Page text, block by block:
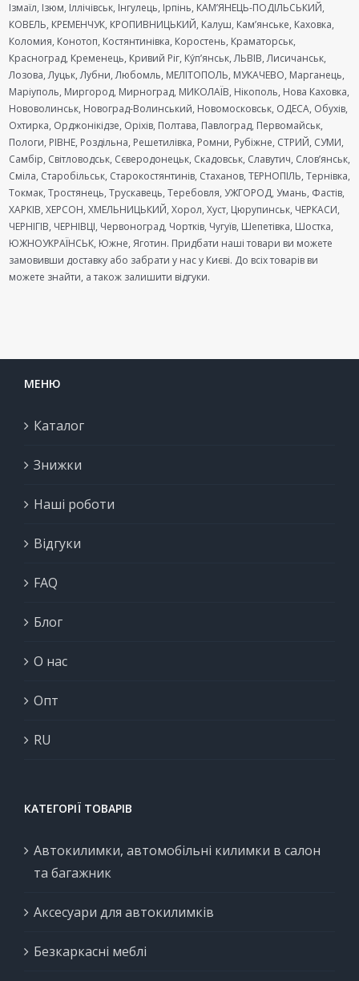
Ізмаїл, Ізюм, Іллічівськ, Інгулець, Ірпінь, КАМ’ЯНЕЦЬ-ПОДІЛЬСЬКИЙ,
КОВЕЛЬ, КРЕМЕНЧУК, КРОПИВНИЦЬКИЙ, Калуш, Кам’янське, Каховка,
Коломия, Конотоп, Костянтинівка, Коростень, Краматорськ,
Красноград, Кременець, Кривий Ріг, Ку́п’янськ, ЛЬВІВ, Лисичанськ,
Лозова, Луцьк, Лубни, Любомль, МЕЛІТОПОЛЬ, МУКАЧЕВО, Марганець,
Маріуполь, Миргород, Мирноград, МИКОЛАЇВ, Нікополь, Нова Каховка,
Нововолинськ, Новоград-Волинський, Новомосковськ, ОДЕСА, Обухів,
Охтирка, Орджонікідзе, Оріхів, Полтава, Павлоград, Первомайськ,
Пологи, РІВНЕ, Роздільна, Решетилівка, Ромни, Рубіжне, СТРИЙ, СУМИ,
Самбір, Світловодськ, Сєверодонецьк, Скадовськ, Славутич, Слов’янськ,
Сміла, Старобільськ, Старокостянтинів, Стаханов, ТЕРНОПІЛЬ, Тернівка,
Токмак, Тростянець, Трускавець, Теребовля, УЖГОРОД, Умань, Фастів,
ХАРКІВ, ХЕРСОН, ХМЕЛЬНИЦЬКИЙ, Хорол, Хуст, Цюрупинськ, ЧЕРКАСИ,
ЧЕРНІГІВ, ЧЕРНІВЦІ, Червоноград, Чортків, Чугуїв, Шепетівка, Шостка,
ЮЖНОУКРАЇНСЬК, Южне, Яготин. Придбати наші товари ви можете
замовивши доставку або забрати у нас у Києві. До всіх товарів ви
можете знайти, а також залишити відгуки.
МЕНЮ
Каталог
Знижки
Наші роботи
Відгуки
FAQ
Блог
О нас
Опт
RU
КАТЕГОРІЇ ТОВАРІВ
Автокилимки, автомобільні килимки в салон
та багажник
Аксесуари для автокилимків
Безкаркасні меблі